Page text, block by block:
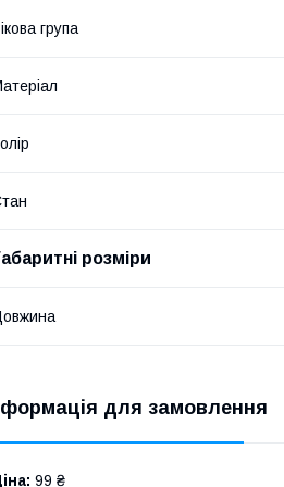
група
розміри
для замовлення
99 ₴